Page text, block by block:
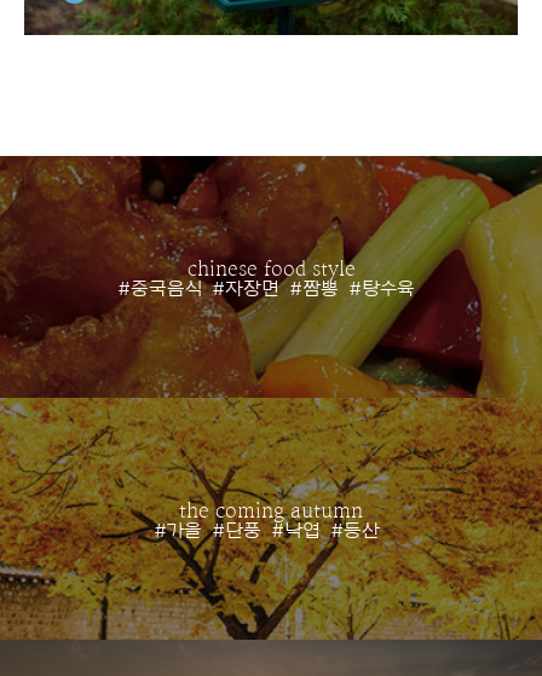
chinese food style
#중국음식 #자장면 #짬뽕 #탕수육
the coming autumn
#가을 #단풍 #낙엽 #등산